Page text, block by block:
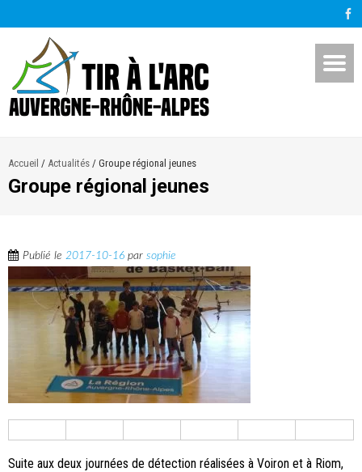
Accueil / Actualités / Groupe régional jeunes
Groupe régional jeunes
Publié le 2017-10-16 par sophie
Suite aux deux journées de détection réalisées à Voiron et à Riom,